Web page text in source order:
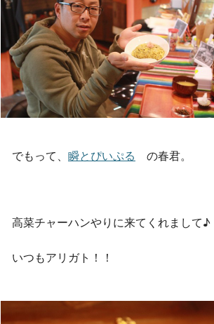
でもって、 瞬とぴいぷる の春君。
高菜チャーハンやりに来てくれまして♪
いつもアリガト！！